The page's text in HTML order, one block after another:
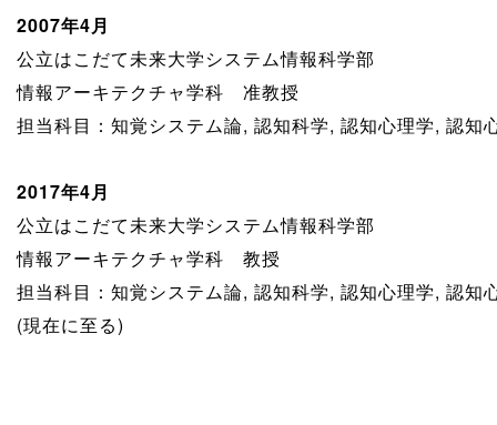
2007年4月
公立はこだて未来大学システム情報科学部
情報アーキテクチャ学科 准教授
担当科目：知覚システム論, 認知科学, 認知心理学, 認
2017年4月
公立はこだて未来大学システム情報科学部
情報アーキテクチャ学科 教授
担当科目：知覚システム論, 認知科学, 認知心理学, 認
(現在に至る)